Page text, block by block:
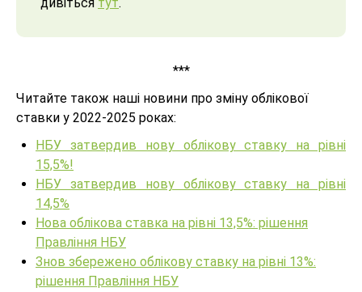
дивіться тут.
***
Читайте також наші новини про зміну облікової
ставки у 2022-2025 роках:
НБУ затвердив нову облікову ставку на рівні
15,5%!
НБУ затвердив нову облікову ставку на рівні
14,5%
Нова облікова ставка на рівні 13,5%: рішення
Правління НБУ
Знов збережено облікову ставку на рівні 13%:
рішення Правління НБУ